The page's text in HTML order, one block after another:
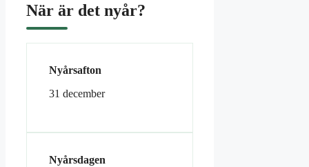
När är det nyår?
Nyårsafton
31 december
Nyårsdagen